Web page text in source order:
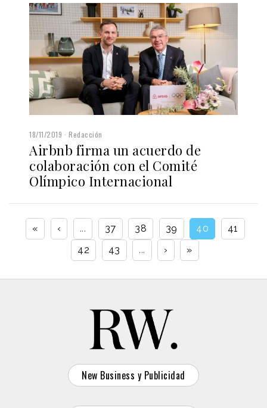
18/11/2019 Redacción
Airbnb firma un acuerdo de
colaboración con el Comité
Olímpico Internacional
« ‹ ... 37 38 39 40
41
42
43 ... › »
New Business y Publicidad